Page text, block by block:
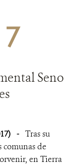
Seno
- Tras su
comunas de
en Tierra